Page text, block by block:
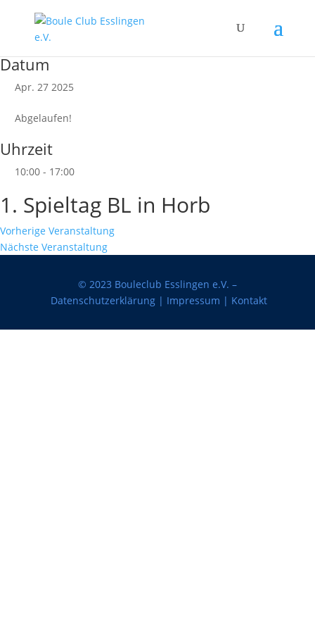
Datum
Apr. 27 2025
Abgelaufen!
Uhrzeit
10:00 - 17:00
1. Spieltag BL in Horb
Vorherige Veranstaltung
Nächste Veranstaltung
© 2023 Bouleclub Esslingen e.V. –
Datenschutzerklärung| Impressum | Kontakt